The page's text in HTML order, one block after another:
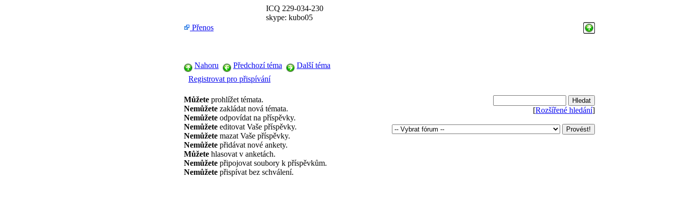
ICQ 229-034-230
skype: kubo05
Přenos
Nahoru Předchozí téma
Další téma
Registrovat pro přispívání
Můžete prohlížet témata.
Nemůžete zakládat nová témata.
Nemůžete odpovídat na příspěvky.
Nemůžete editovat Vaše příspěvky.
Nemůžete mazat Vaše příspěvky.
Nemůžete přidávat nové ankety.
Můžete hlasovat v anketách.
Nemůžete připojovat soubory k příspěvkům.
Nemůžete přispívat bez schválení.
[Rozšířené hledání]